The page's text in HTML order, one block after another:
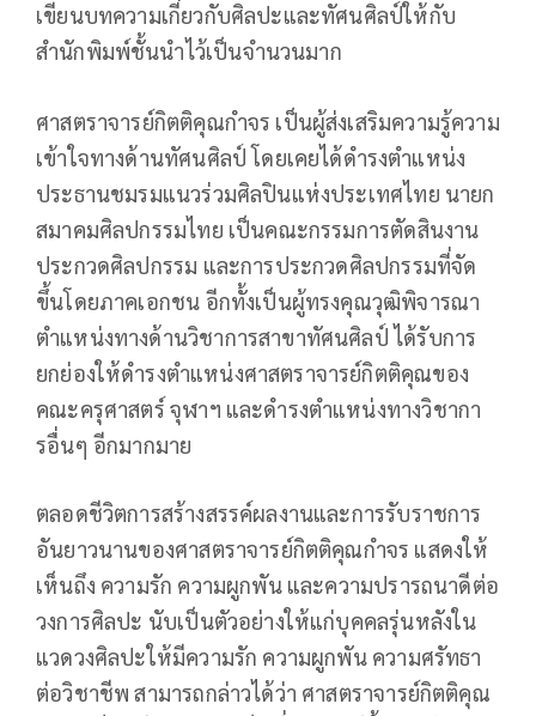
เขียนบทความเกี่ยวกับศิลปะและทัศนศิลป์ให้กับ
สำนักพิมพ์ชั้นนำไว้เป็นจำนวนมาก
ศาสตราจารย์กิตติคุณกำจร เป็นผู้ส่งเสริมความรู้ความ
เข้าใจทางด้านทัศนศิลป์ โดยเคยได้ดำรงตำแหน่ง
ประธานชมรมแนวร่วมศิลปินแห่งประเทศไทย นายก
สมาคมศิลปกรรมไทย เป็นคณะกรรมการตัดสินงาน
ประกวดศิลปกรรม และการประกวดศิลปกรรมที่จัด
ขึ้นโดยภาคเอกชน อีกทั้งเป็นผู้ทรงคุณวุฒิพิจารณา
ตำแหน่งทางด้านวิชาการสาขาทัศนศิลป์ ได้รับการ
ยกย่องให้ดำรงตำแหน่งศาสตราจารย์กิตติคุณของ
คณะครุศาสตร์ จุฬาฯ และดำรงตำแหน่งทางวิชากา
รอื่นๆ อีกมากมาย
ตลอดชีวิตการสร้างสรรค์ผลงานและการรับราชการ
อันยาวนานของศาสตราจารย์กิตติคุณกำจร แสดงให้
เห็นถึง ความรัก ความผูกพัน และความปรารถนาดีต่อ
วงการศิลปะ นับเป็นตัวอย่างให้แก่บุคคลรุ่นหลังใน
แวดวงศิลปะให้มีความรัก ความผูกพัน ความศรัทธา
ต่อวิชาชีพ สามารถกล่าวได้ว่า ศาสตราจารย์กิตติคุณ